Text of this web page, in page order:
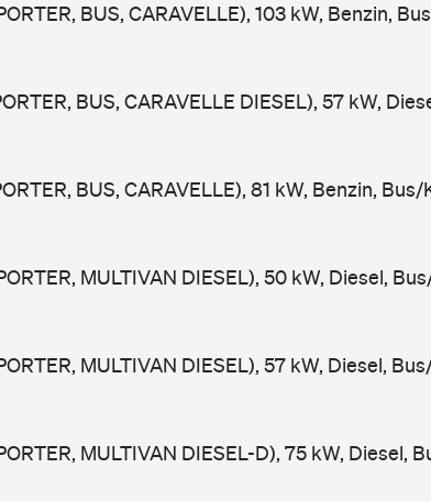
BUS, CARAVELLE), 103 kW, Benzin,
BUS, CARAVELLE DIESEL), 57 kW,
BUS, CARAVELLE), 81 kW, Benzin,
MULTIVAN DIESEL), 50 kW, Diesel,
MULTIVAN DIESEL), 57 kW, Diesel,
MULTIVAN DIESEL-D), 75 kW, Diesel,